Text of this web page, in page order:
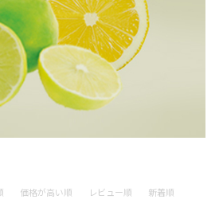
価格が高い順 レビュー順 新着順